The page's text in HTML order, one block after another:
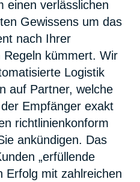
einen verlässlichen
Gewissens um das
nach Ihrer
kümmert. Wir
Logistik
auf Partner, welche
Empfänger exakt
richtlinienkonform
ankündigen. Das
„erfüllende
Erfolg mit zahlreichen